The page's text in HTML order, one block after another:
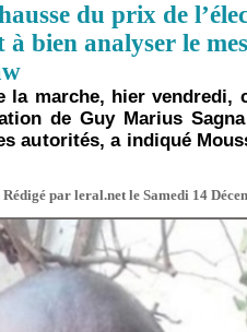
du prix de
bien analyser le
marche, hier vendredi,
de Guy Marius
autorités, a indiqué
Rédigé par leral.net le Samedi 14